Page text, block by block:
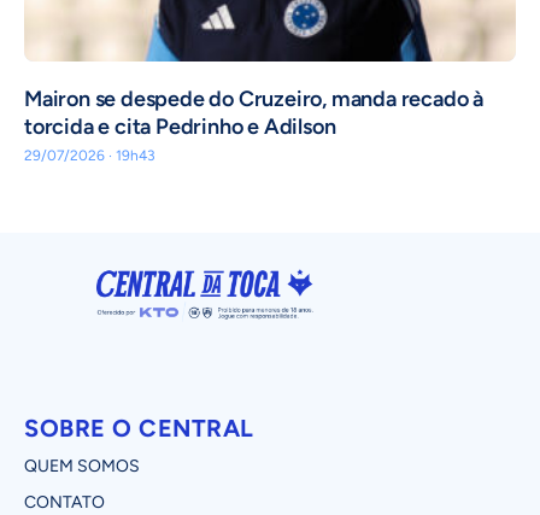
Mairon se despede do Cruzeiro, manda recado à
torcida e cita Pedrinho e Adilson
29/07/2026 · 19h43
SOBRE O CENTRAL
QUEM SOMOS
CONTATO